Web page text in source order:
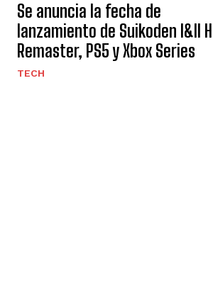
Se anuncia la fecha de
lanzamiento de Suikoden I&II
Remaster, PS5 y Xbox Series
TECH